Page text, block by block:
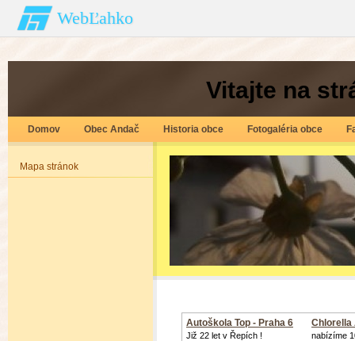
WebĽahko
Vitajte na
Domov Obec Andač Historia obce Fotogaléria obce
Mapa stránok
Autoškola Top - Praha 6
Již 22 let v Řepích !
Chlorella
nabízíme